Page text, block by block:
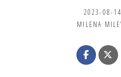
2023-08-14
MILENA